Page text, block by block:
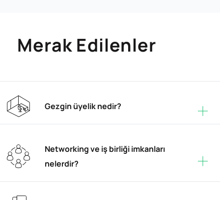
Merak Edilenler
Gezgin üyelik nedir?
Networking ve iş birliği imkanları
nelerdir?